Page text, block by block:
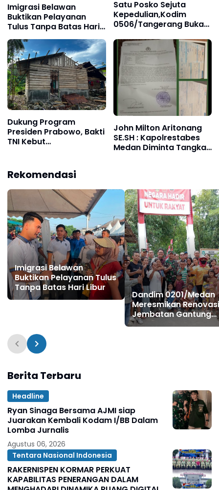
Imigrasi Belawan
Buktikan Pelayanan
Tulus Tanpa Batas Hari
Libur
Satu Posko Sejuta
Kepedulian,Kodim
0506/Tangerang Buka
Ruang Komunikasi Baru
Wujudkan Kamtibmas‎
Dukung Program
Presiden Prabowo, Bakti
TNI Kebut
John Milton Aritonang
SE.SH : Kapolrestabes
Medan Diminta Tangkap
Rekomendasi
Imigrasi Belawan
Buktikan Pelayanan Tulus
Tanpa Batas Hari Libur
Dandim 0201/Medan
Meresmikan Renovasi
Jembatan Gantung
Panigara, Akses
Berita Terbaru
Headline
Ryan Sinaga Bersama AJMI siap
Juarakan Kembali Kodam I/BB Dalam
Lomba Jurnalis
Agustus 06, 2026
Tentara Nasional Indonesia
RAKERNISPEN KORMAR PERKUAT
KAPABILITAS PENERANGAN DALAM